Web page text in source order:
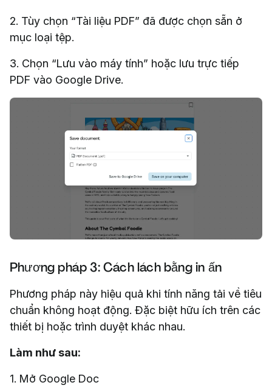
2. Tùy chọn “Tài liệu PDF” đã được chọn sẵn ở
mục loại tệp.
3. Chọn “Lưu vào máy tính” hoặc lưu trực tiếp
PDF vào Google Drive.
Phương pháp 3: Cách lách bằng in ấn
Phương pháp này hiệu quả khi tính năng tải về tiêu
chuẩn không hoạt động. Đặc biệt hữu ích trên các
thiết bị hoặc trình duyệt khác nhau.
Làm như sau:
1. Mở Google Doc